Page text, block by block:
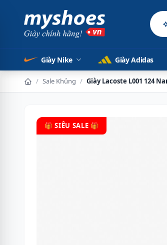
Giày Nike Giày Adidas
/ Sale Khủng / Giày Lacoste L001 124
🎁 SIÊU SALE 🎁